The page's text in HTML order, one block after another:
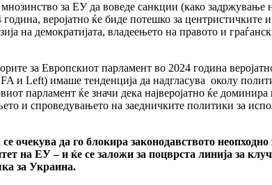
за ЕУ да воведе санкции (како задржување
веројатно ќе биде потешко за
на демократијата, владеењето на правото и
за Европскиот парламент во 2024 година
и Left) имаше тенденција да надгласува околу
парламент ќе значи дека најверојатно ќе
и спроведувањето на заедничките политики за
очекува да го блокира законодавството
на ЕУ – и ќе се заложи за поцврста линија за
за Украина.